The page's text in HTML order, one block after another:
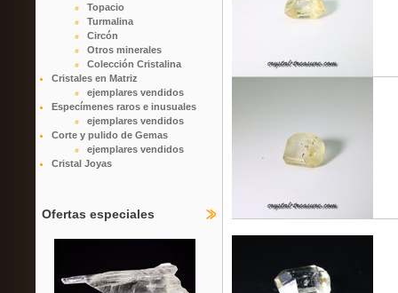
Topacio
Turmalina
Circón
Otros minerales
Colección Cristalina
Cristales en Matriz
ejemplares vendidos
Especímenes raros e inusuales
ejemplares vendidos
Corte y pulido de Gemas
ejemplares vendidos
Cristal Joyas
Ofertas especiales